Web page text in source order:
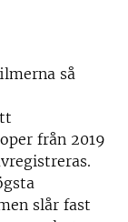
så
från 2019
slår fast